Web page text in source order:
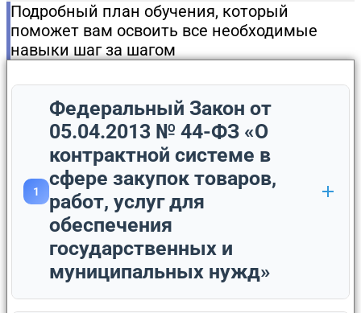
Подробный план обучения, который
поможет вам освоить все необходимые
навыки шаг за шагом
1
Федеральный Закон от
05.04.2013 № 44-ФЗ «О
контрактной системе в
сфере закупок товаров,
работ, услуг для
обеспечения
государственных и
муниципальных нужд»